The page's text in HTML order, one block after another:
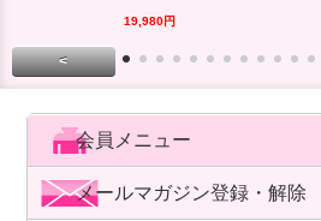
19,980円
<
会員メニュー
メールマガジン登録・解除